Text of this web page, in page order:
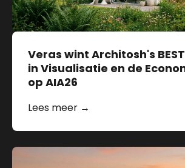
Veras wint Architosh's
in Visualisatie en de
op AIA26
Lees meer →